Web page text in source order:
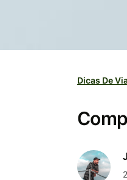
Dicas De